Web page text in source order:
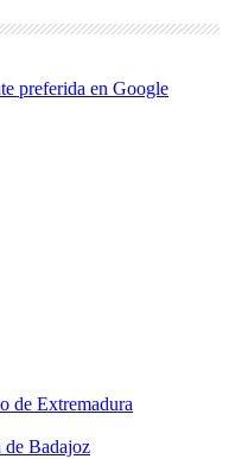
preferida en Google
de Extremadura
de Badajoz